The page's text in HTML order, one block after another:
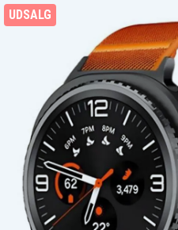
UDSALG